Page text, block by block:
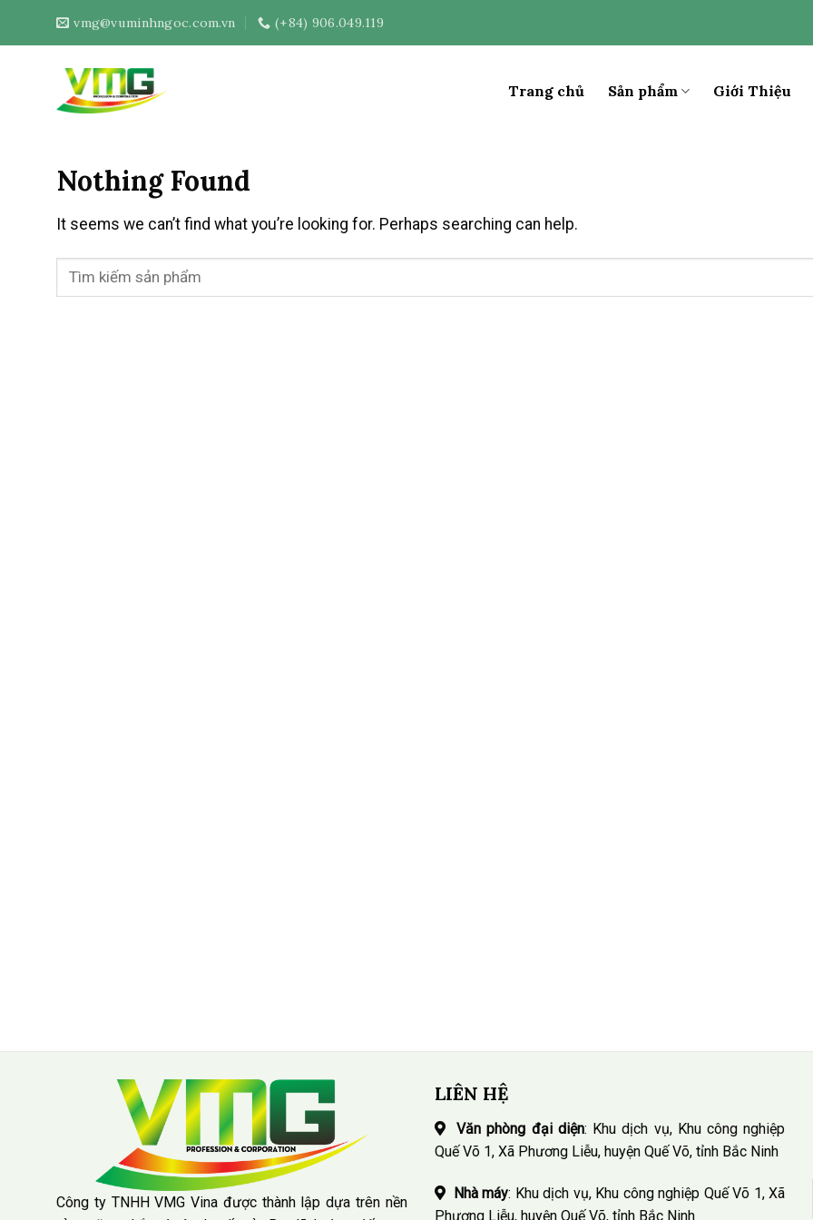
vmg@vuminhngoc.com.vn (+84) 906.049.119
Trang chủ Sản phẩm Giới Thiệu
Nothing Found
It seems we can’t find what you’re looking for. Perhaps searching can help.
Công ty TNHH VMG Vina được thành lập dựa trên nền
LIÊN HỆ
Văn phòng đại diện: Khu dịch vụ, Khu công nghiệp
Quế Võ 1, Xã Phương Liễu, huyện Quế Võ, tỉnh Bắc Ninh
Nhà máy: Khu dịch vụ, Khu công nghiệp Quế Võ 1, Xã
Phương Liễu, huyện Quế Võ, tỉnh Bắc Ninh